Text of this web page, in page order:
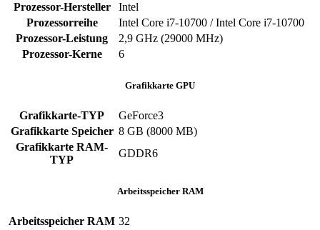
Prozessor-Hersteller
‎Intel
Prozessorreihe
Intel Core i7-10700 / Intel Core i7-10700
Prozessor-Leistung
‎2,9 GHz (29000 MHz)
Prozessor-Kerne
‎6
Grafikkarte GPU
Grafikkarte-TYP
GeForce3
Grafikkarte Speicher ‎8 GB (8000 MB)
Grafikkarte RAM-
TYP
‎GDDR6
Arbeitsspeicher RAM
Arbeitsspeicher RAM ‎32